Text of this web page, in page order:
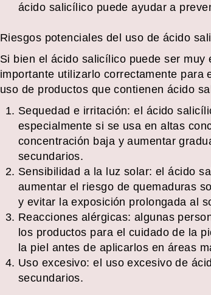
ácido salicílico puede ayudar a
Riesgos potenciales del uso de ácido
Si bien el ácido salicílico puede ser
importante utilizarlo correctamente para
uso de productos que contienen ácido
Sequedad e irritación: el ácido
especialmente si se usa en altas
concentración baja y aumentar
secundarios.
Sensibilidad a la luz solar: el ácido
aumentar el riesgo de quemaduras
y evitar la exposición prolongada al
Reacciones alérgicas: algunas
los productos para el cuidado de la
la piel antes de aplicarlos en áreas
Uso excesivo: el uso excesivo de
secundarios.